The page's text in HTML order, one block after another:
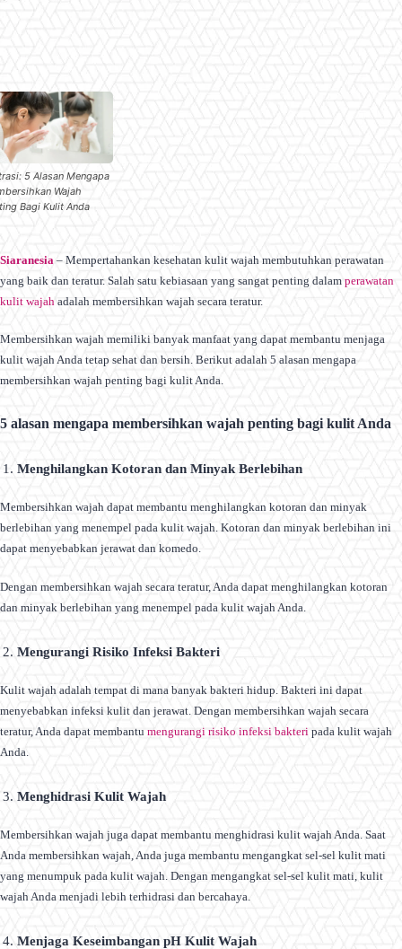
5 Alasan Mengapa
Wajah
Bagi Kulit Anda
Siaranesia – Mempertahankan kesehatan kulit wajah membutuhkan perawatan
yang baik dan teratur. Salah satu kebiasaan yang sangat penting dalam perawatan
kulit wajah adalah membersihkan wajah secara teratur.
Membersihkan wajah memiliki banyak manfaat yang dapat membantu menjaga
kulit wajah Anda tetap sehat dan bersih. Berikut adalah 5 alasan mengapa
membersihkan wajah penting bagi kulit Anda.
5 alasan mengapa membersihkan wajah penting bagi kulit Anda
Menghilangkan Kotoran dan Minyak Berlebihan
Membersihkan wajah dapat membantu menghilangkan kotoran dan minyak
berlebihan yang menempel pada kulit wajah. Kotoran dan minyak berlebihan ini
dapat menyebabkan jerawat dan komedo.
Dengan membersihkan wajah secara teratur, Anda dapat menghilangkan kotoran
dan minyak berlebihan yang menempel pada kulit wajah Anda.
Mengurangi Risiko Infeksi Bakteri
Kulit wajah adalah tempat di mana banyak bakteri hidup. Bakteri ini dapat
menyebabkan infeksi kulit dan jerawat. Dengan membersihkan wajah secara
teratur, Anda dapat membantu mengurangi risiko infeksi bakteri pada kulit wajah
Anda.
Menghidrasi Kulit Wajah
Membersihkan wajah juga dapat membantu menghidrasi kulit wajah Anda. Saat
Anda membersihkan wajah, Anda juga membantu mengangkat sel-sel kulit mati
yang menumpuk pada kulit wajah. Dengan mengangkat sel-sel kulit mati, kulit
wajah Anda menjadi lebih terhidrasi dan bercahaya.
Menjaga Keseimbangan pH Kulit Wajah